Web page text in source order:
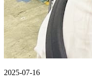
2025-07-16